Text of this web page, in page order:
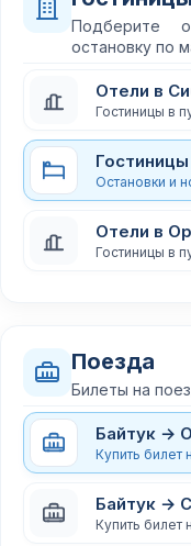
Подберите
остановку по
Отели в
Гостиницы в
Остановки и
Отели в
Гостиницы в
Поезда
Билеты на
Байтук →
Купить билет
Байтук →
Купить билет